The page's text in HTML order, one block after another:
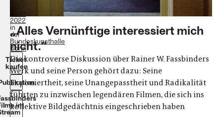
2022
in
der
Bundeskunsthalle
Bonn
Ticket
kaufen
im
„Alles Vernünftige interessiert mich
nicht.“
Die kontroverse Diskussion über Rainer W. Fassbinders
Werk und seine Person gehört dazu: Seine
Exponiertheit, seine Unangepasstheit und Radikalität
führten zu inzwischen legendären Filmen, die sich ins
kollektive Bildgedächtnis eingeschrieben haben